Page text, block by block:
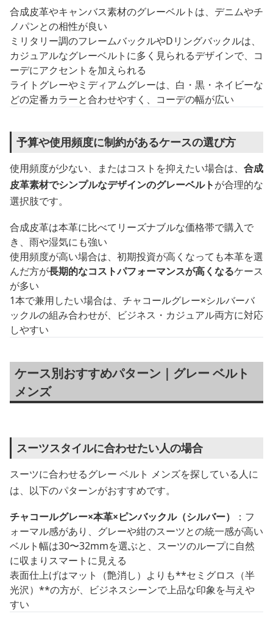
合成皮革やキャンバス素材のグレーベルトは、デニムやチ
ノパンとの相性が良い
ミリタリー調のフレームバックルやDリングバックルは、
カジュアルなグレーベルトに多く見られるデザインで、コ
ーデにアクセントを加えられる
ライトグレーやミディアムグレーは、白・黒・ネイビーな
どの定番カラーと合わせやすく、コーデの幅が広い
予算や使用頻度に制約があるケースの選び方
使用頻度が少ない、またはコストを抑えたい場合は、 合成
皮革素材でシンプルなデザインのグレーベルトが合理的な
選択肢です。
合成皮革は本革に比べてリーズナブルな価格帯で購入で
き、雨や湿気にも強い
使用頻度が高い場合は、初期投資が高くなっても本革を選
んだ方が長期的なコストパフォーマンスが高くなるケース
が多い
1本で兼用したい場合は、チャコールグレー×シルバーバ
ックルの組み合わせが、ビジネス・カジュアル両方に対応
しやすい
ケース別おすすめパターン｜グレー ベルト
メンズ
スーツスタイルに合わせたい人の場合
スーツに合わせるグレー ベルト メンズを探している人に
は、以下のパターンがおすすめです。
チャコールグレー×本革×ピンバックル（シルバー）
：フ
ォーマル感があり、グレーや紺のスーツとの統一感が高い
ベルト幅は30〜32mmを選ぶと、スーツのループに自然
に収まりスマートに見える
表面仕上げはマット（艶消し）よりも**セミグロス（半
光沢）**の方が、ビジネスシーンで上品な印象を与えや
すい